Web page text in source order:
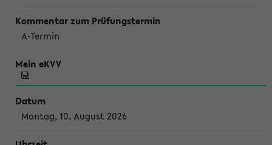
A-Termin
Montag, 10. August 2026